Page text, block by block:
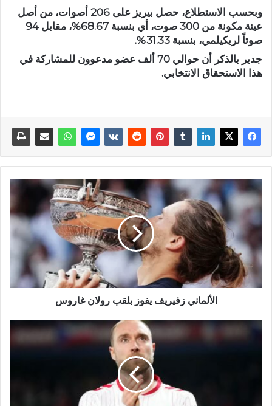
وبحسب الاستطلاع، حصل بيريز على 206 أصوات، من أصل
عينة مكونة من 300 صوت، أي بنسبة 68.67%، مقابل 94
صوتاً لريكيلمي، بنسبة 31.33%.
جدير بالذكر أن حوالي 70 ألف عضو مدعوون للمشاركة في
هذا الاستحقاق الانتخابي.
الألماني زفيريف يفوز بلقب رولان غاروس